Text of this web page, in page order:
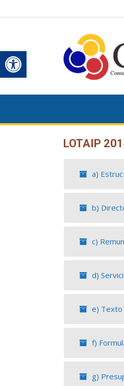
Abrir barra de herramientas
al
LOTAIP
a)
b)
c)
d)
e)
f)
g)